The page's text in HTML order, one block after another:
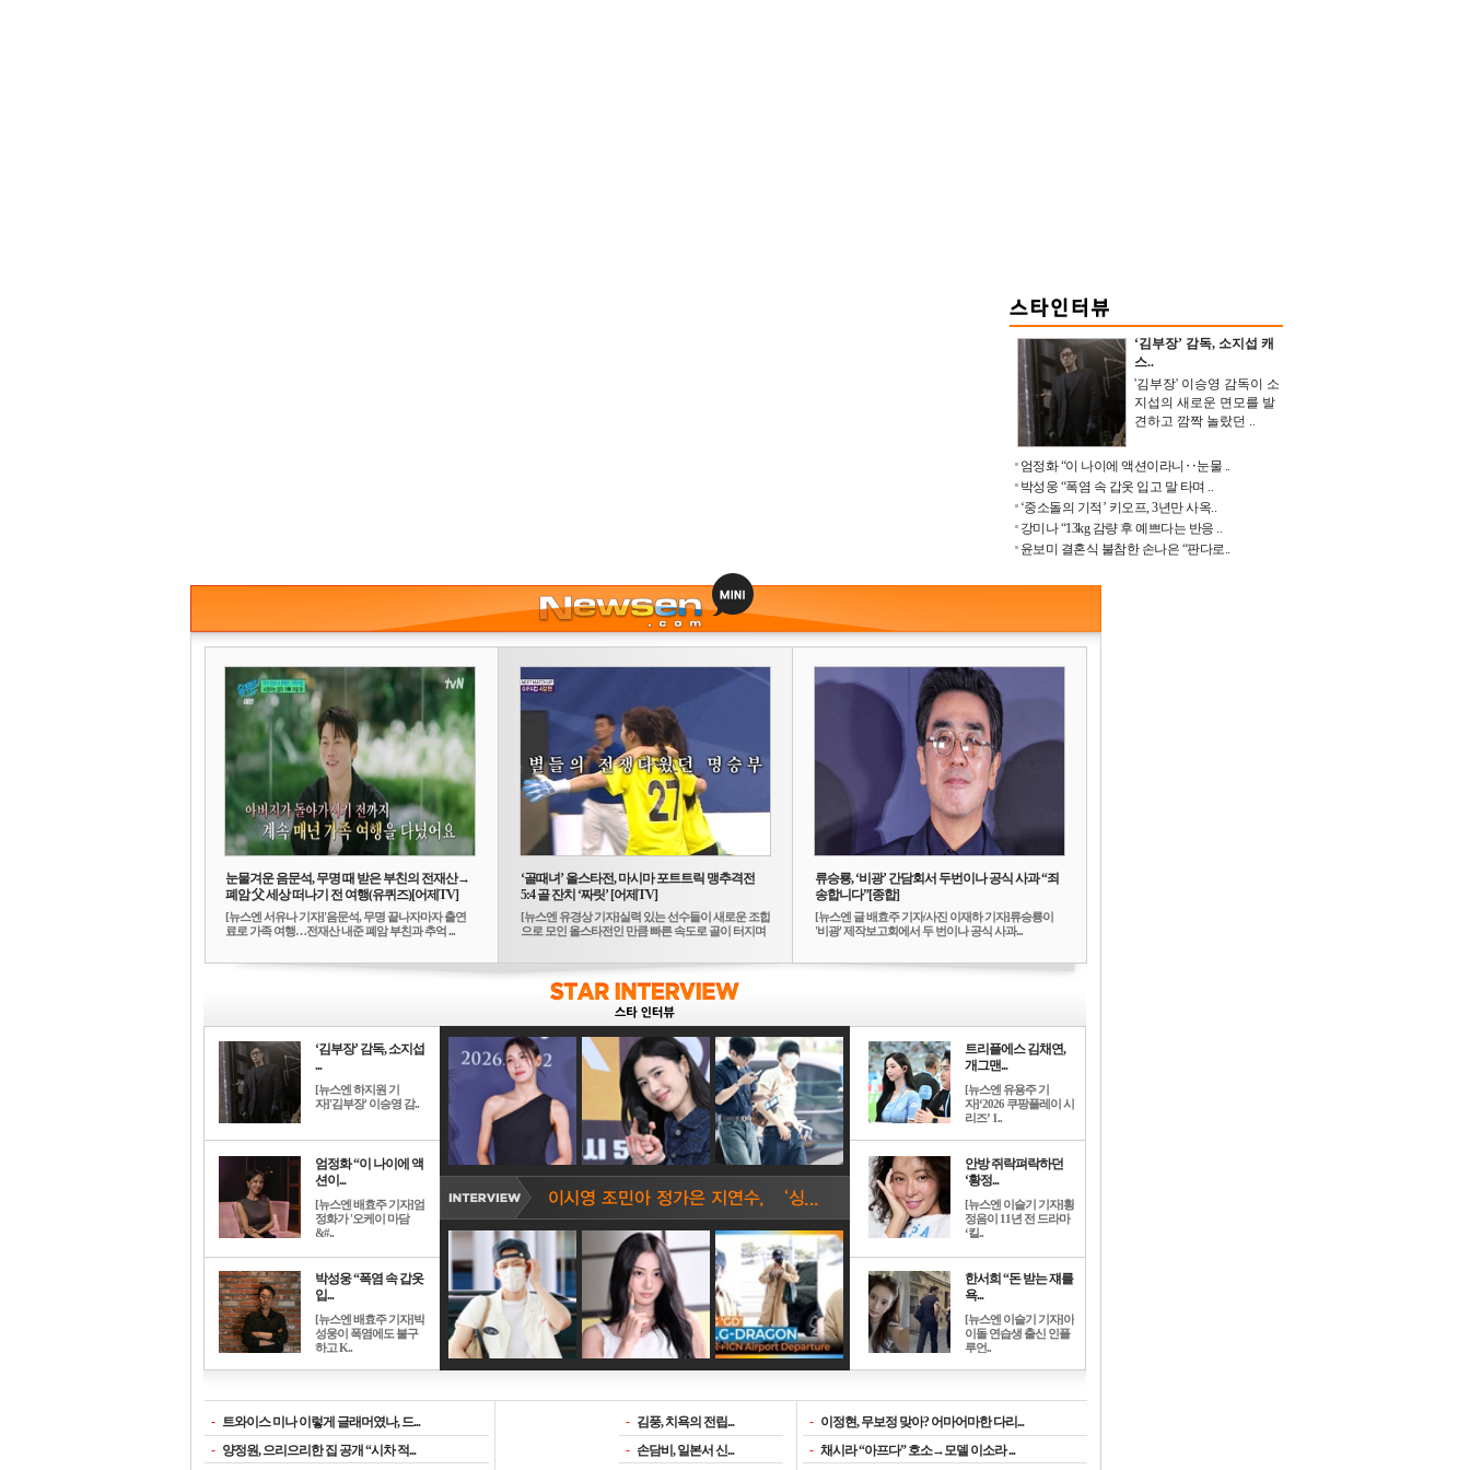
‘김부장’ 감독, 소지섭 캐
스..
'김부장' 이승영 감독이 소
지섭의 새로운 면모를 발
견하고 깜짝 놀랐던 ..
엄정화 “이 나이에 액션이라니‥눈물 ..
박성웅 “폭염 속 갑옷 입고 말 타며 ..
‘중소돌의 기적’ 키오프, 3년만 사옥..
강미나 “13kg 감량 후 예쁘다는 반응 ..
윤보미 결혼식 불참한 손나은 “판다로..
눈물겨운 음문석, 무명 때 받은 부친의 전재산→
폐암 父 세상 떠나기 전 여행(유퀴즈)[어제TV]
[뉴스엔 서유나 기자]'음문석, 무명 끝나자마자 출연
료로 가족 여행…전재산 내준 폐암 부친과 추억 ...
‘골때녀’ 올스타전, 마시마 포트트릭 맹추격전
5:4 골 잔치 ‘짜릿’ [어제TV]
[뉴스엔 유경상 기자]실력 있는 선수들이 새로운 조합
으로 모인 올스타전인 만큼 빠른 속도로 골이 터지며
류승룡, ‘비광’ 간담회서 두번이나 공식 사과 “죄
송합니다”[종합]
[뉴스엔 글 배효주 기자/사진 이재하 기자]류승룡이
'비광' 제작보고회에서 두 번이나 공식 사과...
‘김부장’ 감독, 소지섭
...
[뉴스엔 하지원 기
자]'김부장' 이승영 감..
엄정화 “이 나이에 액
션이...
[뉴스엔 배효주 기자]엄
정화가 '오케이 마담
&#..
박성웅 “폭염 속 갑옷
입...
[뉴스엔 배효주 기자]박
성웅이 폭염에도 불구
하고 K..
트리플에스 김채연,
개그맨...
[뉴스엔 유용주 기
자]‘2026 쿠팡플레이 시
리즈’ 1..
안방 쥐락펴락하던
‘황정...
[뉴스엔 이슬기 기자]황
정음이 11년 전 드라마
‘킬..
한서희 “돈 받는 쟤를
욕...
[뉴스엔 이슬기 기자]아
이돌 연습생 출신 인플
루언..
- 트와이스 미나 이렇게 글래머였나, 드...
- 양정원, 으리으리한 집 공개 “시차 적...
- 김풍, 치욕의 전립...
- 손담비, 일본서 신...
- 이정현, 무보정 맞아? 어마어마한 다리...
- 채시라 “아프다” 호소→모델 이소라 ...